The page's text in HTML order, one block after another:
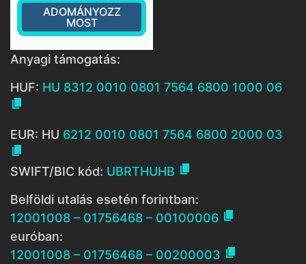
ADOMÁNYOZZ
MOST
Anyagi támogatás:
HUF: HU 8312 0010 0801 7564 6800 1000 06

EUR: HU 6212 0010 0801 7564 6800 2000 03

SWIFT/BIC kód: UBRTHUHB 
Belföldi utalás esetén forintban:
12001008 – 01756468 – 00100006 
euróban:
12001008 – 01756468 – 00200003 